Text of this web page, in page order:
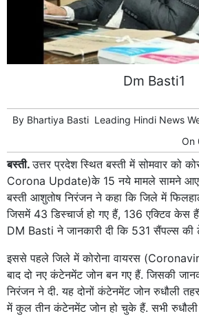
Dm Basti1
By Bhartiya Basti Leading Hindi News
On
बस्ती.उत्तर प्रदेश स्थित बस्ती में सोमवार को
Corona Update)के 15 नये मामले सामने आए
बस्ती आशुतोष निरंजन ने कहा कि जिले में
जिसमें 43 डिस्चार्ज हो गए हैं, 136 एक्टिव केस
DM Basti ने जानकारी दी कि 531 सैंपल्स की
इससे पहले जिले में कोरोना वायरस
बाद दो नए कंटेनमेंट जोन बन गए हैं. जिसकी
निरंजन ने दी. यह दोनों कंटेनमेंट जोन रुधौली
में कुल तीन कंटेनमेंट जोन हो चुके हैं. सभी रुधौली